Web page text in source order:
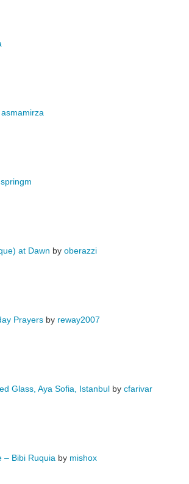
asmamirza
springm
at Dawn by oberazzi
Prayers by reway2007
Glass, Aya Sofia, Istanbul by cfarivar
– Bibi Ruquia by mishox